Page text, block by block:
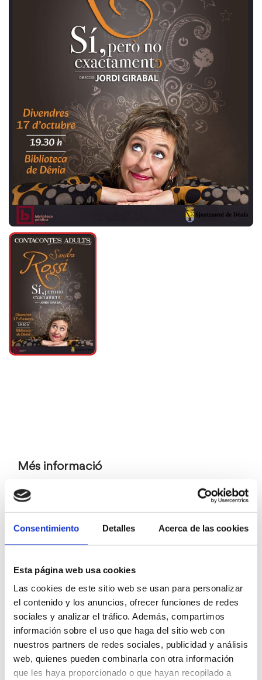
Consentimiento Detalles Acerca de las cookies
Esta página web usa cookies
Las cookies de este sitio web se usan para personalizar
el contenido y los anuncios, ofrecer funciones de redes
sociales y analizar el tráfico. Además, compartimos
información sobre el uso que haga del sitio web con
nuestros partners de redes sociales, publicidad y análisis
web, quienes pueden combinarla con otra información
que les haya proporcionado o que hayan recopilado a
Més informació
Biblioteca Dénia